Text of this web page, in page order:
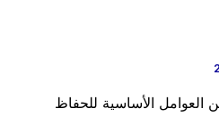
الأساسية للحفاظ